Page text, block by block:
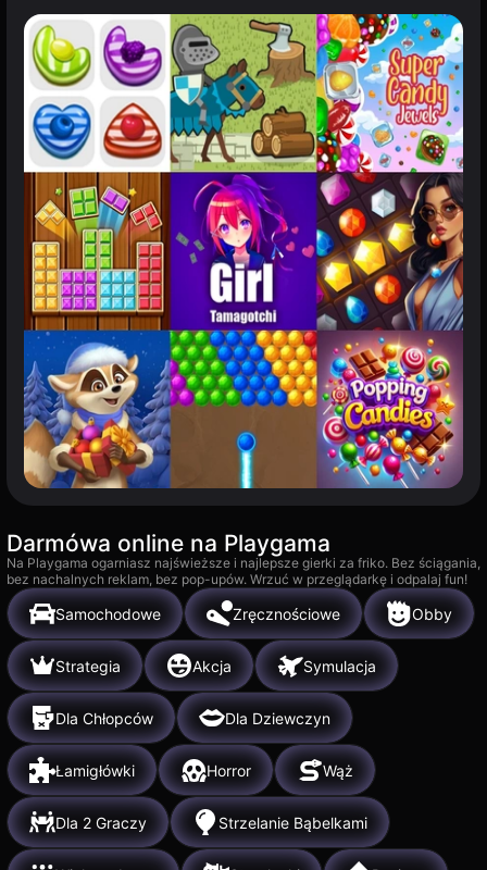
Darmówa online na Playgama
Na Playgama ogarniasz najświeższe i najlepsze gierki za friko. Bez ściągania,
bez nachalnych reklam, bez pop-upów. Wrzuć w przeglądarkę i odpalaj fun!
Samochodowe Zręcznościowe Obby
Strategia Akcja Symulacja
Dla Chłopców Dla Dziewczyn
Łamigłówki Horror Wąż
Dla 2 Graczy Strzelanie Bąbelkami